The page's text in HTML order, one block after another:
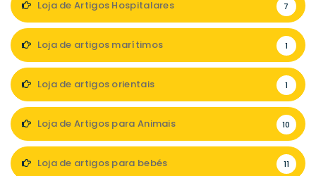
Loja de Artigos Hospitalares 7
Loja de artigos marítimos 1
Loja de artigos orientais 1
Loja de Artigos para Animais 10
Loja de artigos para bebés 11